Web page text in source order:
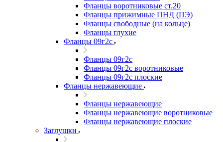
Фланцы воротниковые ст.20
Фланцы прижимные ПНД (ПЭ)
Фланцы свободные (на кольце)
Фланцы глухие
Фланцы 09г2с
Фланцы 09г2с
Фланцы 09г2с воротниковые
Фланцы 09г2с плоские
Фланцы нержавеющие
Фланцы нержавеющие
Фланцы нержавеющие воротниковые
Фланцы нержавеющие плоские
Заглушки